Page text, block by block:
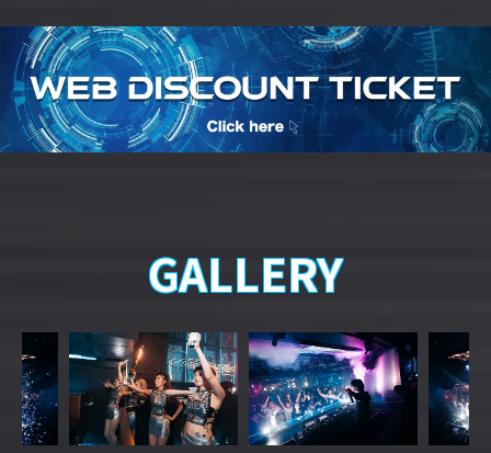
TABLE CHARGE
¥10,000
BOTTLE CHARGE
¥22,000
SERVICE & TAX
28%
GALLERY